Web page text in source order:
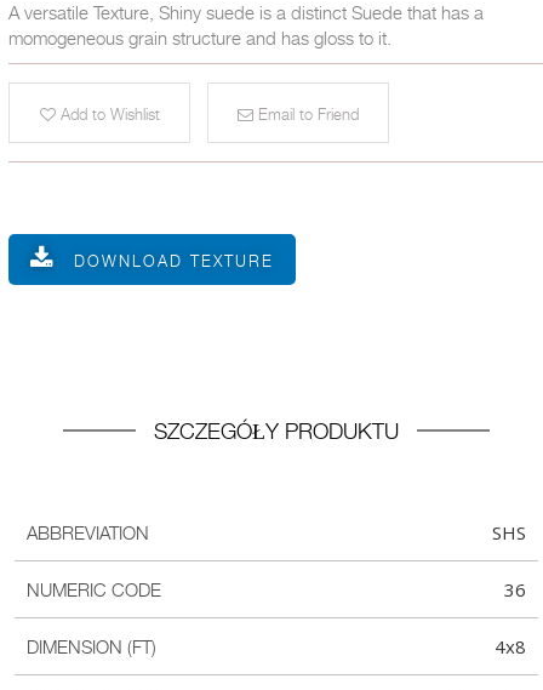
A versatile Texture, Shiny suede is a distinct Suede that has a
momogeneous grain structure and has gloss to it.
Add to Wishlist Email to Friend
DOWNLOAD TEXTURE
SZCZEGÓŁY PRODUKTU
ABBREVIATION SHS
NUMERIC CODE 36
DIMENSION (FT) 4x8